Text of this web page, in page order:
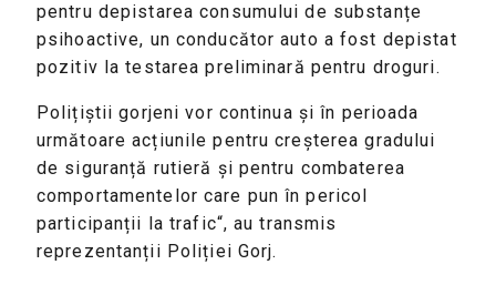
pentru depistarea consumului de substanțe
psihoactive, un conducător auto a fost depistat
pozitiv la testarea preliminară pentru droguri.
Polițiștii gorjeni vor continua și în perioada
următoare acțiunile pentru creșterea gradului
de siguranță rutieră și pentru combaterea
comportamentelor care pun în pericol
participanții la trafic“, au transmis
reprezentanții Poliției Gorj.